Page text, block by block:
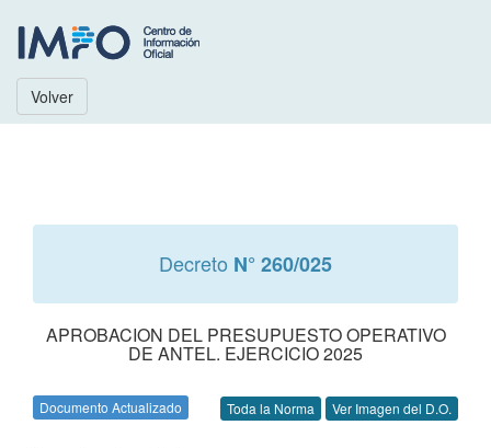
Volver
Decreto N° 260/025
APROBACION DEL PRESUPUESTO OPERATIVO
DE ANTEL. EJERCICIO 2025
Documento Actualizado Toda la Norma Ver Imagen del D.O.